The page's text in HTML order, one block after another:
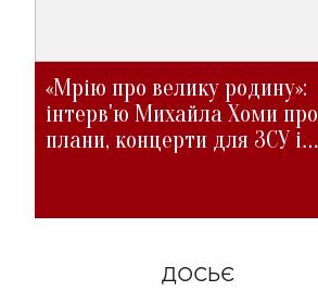
«Мрію про велику родину»:
інтерв'ю Михайла Хоми про
плани, концерти для ЗСУ і
ДОСЬЄ